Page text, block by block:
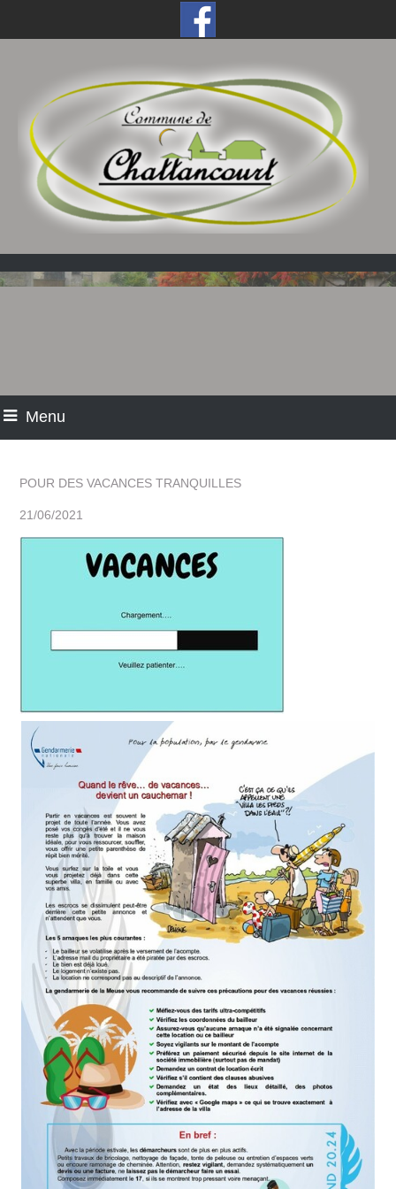
Menu
POUR DES VACANCES TRANQUILLES
21/06/2021